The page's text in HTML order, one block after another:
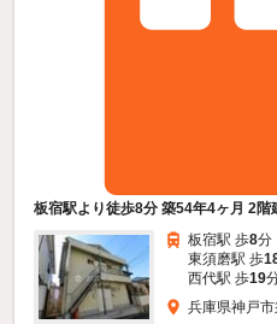
板宿駅より徒歩8分 築54年4ヶ月 2階
板宿駅 歩8分
東須磨駅 歩
西代駅 歩19
兵庫県神戸